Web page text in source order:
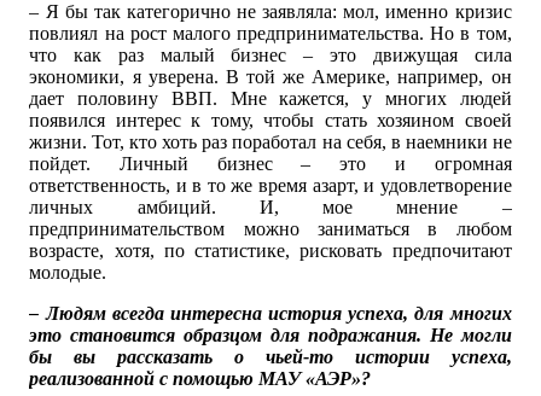
– Я бы так категорично не заявляла: мол, именно кризис
повлиял на рост малого предпринимательства. Но в том,
что как раз малый бизнес – это движущая сила
экономики, я уверена. В той же Америке, например, он
дает половину ВВП. Мне кажется, у многих людей
появился интерес к тому, чтобы стать хозяином своей
жизни. Тот, кто хоть раз поработал на себя, в наемники не
пойдет. Личный бизнес – это и огромная
ответственность, и в то же время азарт, и удовлетворение
личных амбиций. И, мое мнение –
предпринимательством можно заниматься в любом
возрасте, хотя, по статистике, рисковать предпочитают
молодые.
– Людям всегда интересна история успеха, для многих
это становится образцом для подражания. Не могли
бы вы рассказать о чьей-то истории успеха,
реализованной с помощью МАУ «АЭР»?